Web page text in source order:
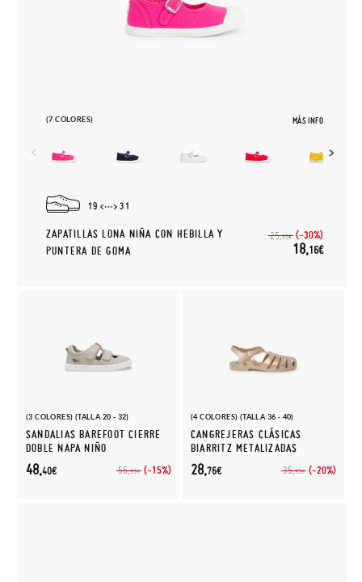
(7 COLORES) MÁS INFO
19 31
ZAPATILLAS LONA NIÑA CON HEBILLA Y
PUNTERA DE GOMA
25,95€ (-30%)
18,16€
(3 COLORES) (TALLA 20 - 32)
SANDALIAS BAREFOOT CIERRE
DOBLE NAPA NIÑO
56,95€ (-15%)
48,40€
(4 COLORES) (TALLA 36 - 40)
CANGREJERAS CLÁSICAS
BIARRITZ METALIZADAS
35,95€ (-20%)
28,76€